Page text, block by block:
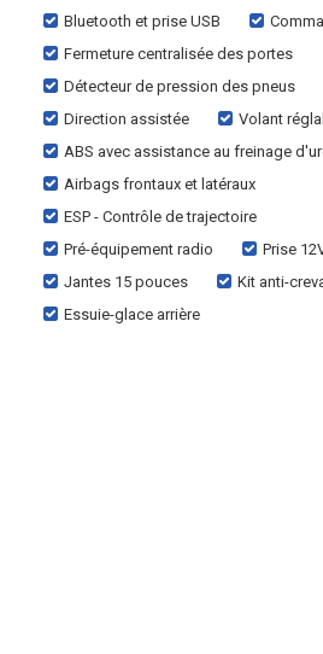
Bluetooth et prise USB
Fermeture centralisée des portes
Détecteur de pression des pneus
Direction assistée
Volant
ABS avec assistance au freinage
Airbags frontaux et latéraux
ESP - Contrôle de trajectoire
Pré-équipement radio
Prise
Jantes 15 pouces
Kit anti-
Essuie-glace arrière